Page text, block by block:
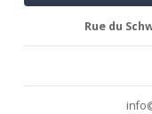
Rue du